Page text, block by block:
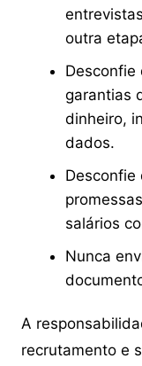
outra
Desconfie
garantias
dinheiro,
dados.
Desconfie
salários
Nunca
A
recrutamento e